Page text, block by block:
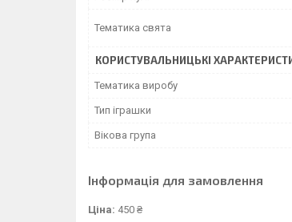
Тематика свята
КОРИСТУВАЛЬНИЦЬКІ
Тематика виробу
Тип іграшки
Вікова група
Інформація для замовлення
Ціна: 450 ₴